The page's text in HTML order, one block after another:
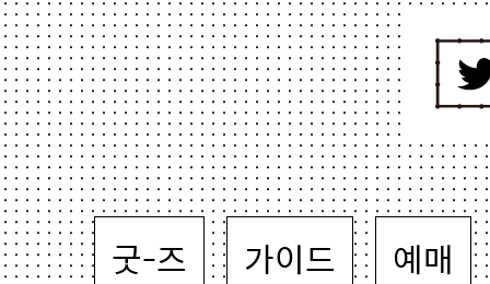
굿-즈 가이드 예매